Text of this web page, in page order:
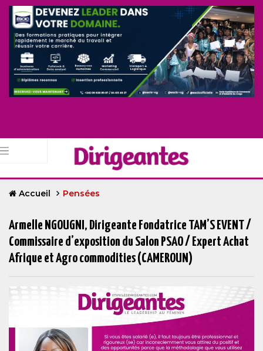
Accueil Pensées
Armelle NGOUGNI, Dirigeante Fondatrice TAM’S EVENT /
Commissaire d’exposition du Salon PSAO / Expert Achat
Afrique et Agro commodities (CAMEROUN)